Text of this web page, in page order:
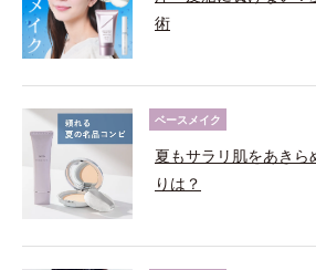
術
ベースメイク
夏もサラリ肌をあき
りは？